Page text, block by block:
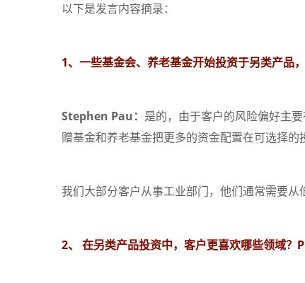
以下是发言内容摘录：
1、一些基金会、养老基金开始投资于另类产品
Stephen Pau： 是的，由于客户的风险偏好主
赠基金和养老基金把更多的资金配置在可选择的
我们大部分客户从事工业部门，他们通常需要从
2、 在另类产品投资中，客户更喜欢哪些领域？